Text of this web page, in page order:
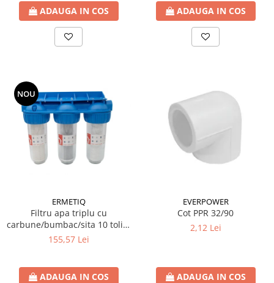
Cartuse ( Rezerve filtre apa)
Statie Osmoza Inversa
Filtre cu autocuratare
Hidrofoare
Mufa rapida pt teava PEHD
Teava Compresiune
Fitinguri Compresiune
HIDRANTI SI ACCESORII
Piese hidrofor
Pompe pentru testare instalatii
APOMETRE/ CAMIN APOMETRE
Teava Cupru
ADAUGA IN COS ADAUGA IN COS
NOU
ERMETIQ
Filtru apa triplu cu
carbune/bumbac/sita 10 toli *
3/4'' ERMETIQ
155,57 Lei
ADAUGA IN COS
EVERPOWER
Cot PPR 32/90
2,12 Lei
ADAUGA IN COS